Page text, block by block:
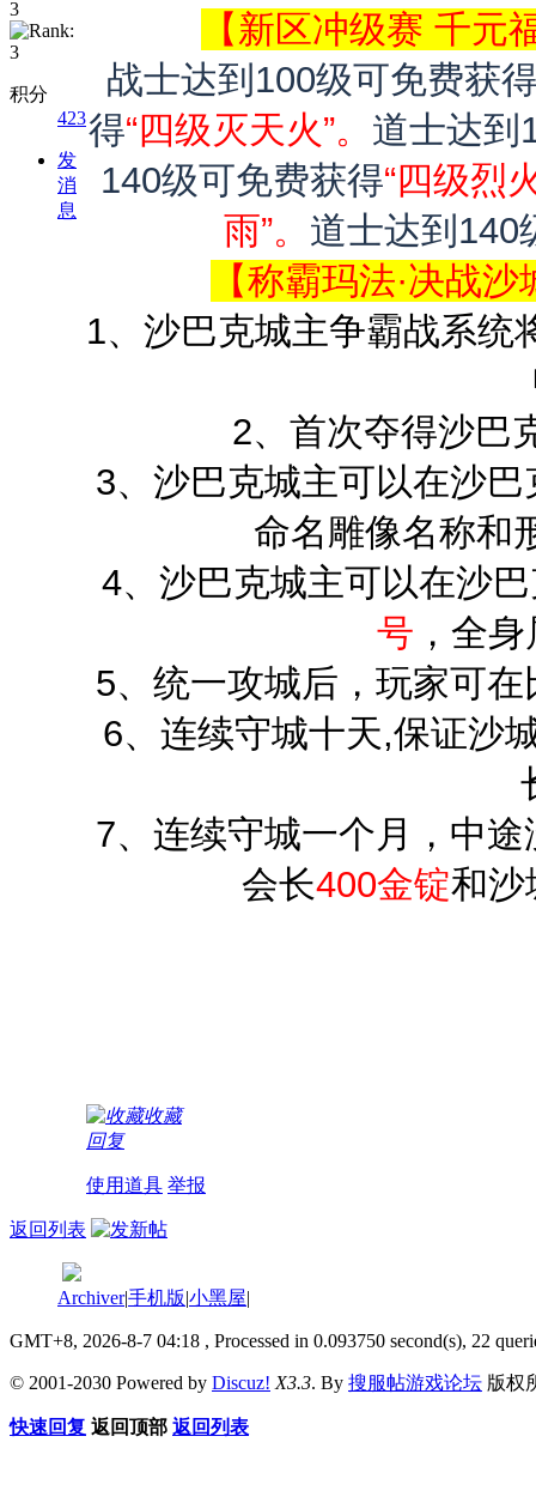
积分
423
发
消
息
【新区冲级赛 千元
战士达到 100级可免费获
得“四级灭天火”。 道士达到
140级可免费获得“四级烈
雨”。 道士达到 140
【称霸玛法·决战
1、沙巴克城主争霸战系统
2、首次夺得沙巴
3、沙巴克城主可以在沙
命名雕像名称和
4、沙巴克城主可以在沙
号 ，全
5、统一攻城后，玩家可
6、连续守城十天,保证沙
7、连续守城一个月，中
会长400金锭和沙
收藏
回复
使用道具 举报
返回列表
Archiver|手机版|小黑屋|
GMT+8, 2026-8-7 04:18 , Processed in 0.093750 second(s), 22
© 2001-2030 Powered by Discuz! X3.3. By 搜服帖游戏论坛 版权
快速回复 返回顶部 返回列表